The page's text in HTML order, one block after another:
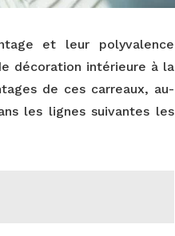
et leur polyvalence
décoration intérieure à la
de ces carreaux, au-
les lignes suivantes les